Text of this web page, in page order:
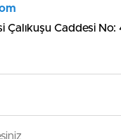
Çalıkuşu Caddesi No: